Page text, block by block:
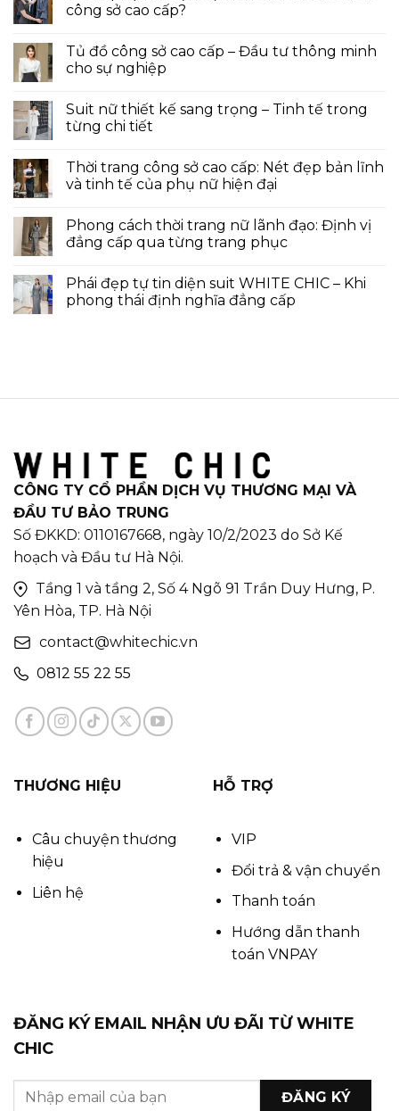
công sở cao cấp?
Tủ đồ công sở cao cấp – Đầu tư thông minh
cho sự nghiệp
Suit nữ thiết kế sang trọng – Tinh tế trong
từng chi tiết
Thời trang công sở cao cấp: Nét đẹp bản lĩnh
và tinh tế của phụ nữ hiện đại
Phong cách thời trang nữ lãnh đạo: Định vị
đẳng cấp qua từng trang phục
Phái đẹp tự tin diện suit WHITE CHIC – Khi
phong thái định nghĩa đẳng cấp
CÔNG TY CỔ PHẦN DỊCH VỤ THƯƠNG MẠI VÀ
ĐẦU TƯ BẢO TRUNG
Số ĐKKD: 0110167668, ngày 10/2/2023 do Sở Kế
hoạch và Đầu tư Hà Nội.
Tầng 1 và tầng 2, Số 4 Ngõ 91 Trần Duy Hưng, P.
Yên Hòa, TP. Hà Nội
contact@whitechic.vn
0812 55 22 55
THƯƠNG HIỆU
Câu chuyện thương
hiệu
Liên hệ
HỖ TRỢ
VIP
Đổi trả & vận chuyển
Thanh toán
Hướng dẫn thanh
toán VNPAY
ĐĂNG KÝ EMAIL NHẬN ƯU ĐÃI TỪ WHITE
CHIC